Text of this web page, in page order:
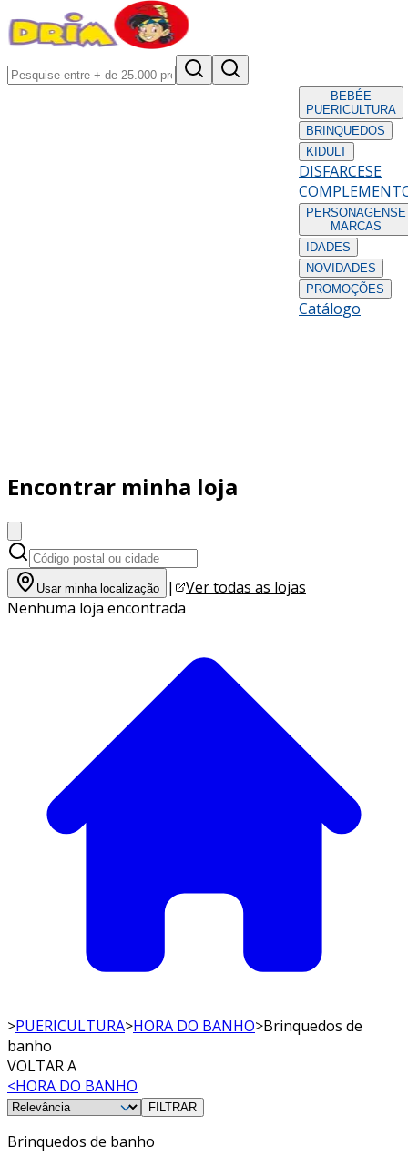
BEBÉE
PUERICULTURA
BRINQUEDOS
KIDULT
DISFARCESE
PERSONAGENS E
MARCAS
IDADES
NOVIDADES
PROMOÇÕES
Catálogo
Encontrar minha loja
Usar minha localização |
Ver todas as lojas
Nenhuma loja encontrada
>PUERICULTURA>HORA DO BANHO>Brinquedos de
banho
VOLTAR A
<HORA DO BANHO
FILTRAR
Brinquedos de banho